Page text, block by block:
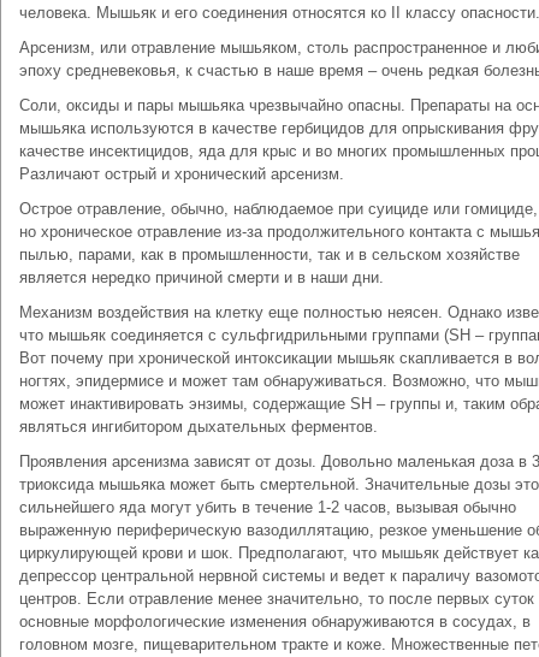
человека. Мышьяк и его соединения относятся ко II классу опасности.
Арсенизм, или отравление мышьяком, столь распространенное и
эпоху средневековья, к счастью в наше время – очень редкая
Соли, оксиды и пары мышьяка чрезвычайно опасны. Препараты на
мышьяка используются в качестве гербицидов для опрыскивания
качестве инсектицидов, яда для крыс и во многих промышленных
Различают острый и хронический арсенизм.
Острое отравление, обычно, наблюдаемое при суициде или
но хроническое отравление из-за продолжительного контакта с
пылью, парами, как в промышленности, так и в сельском хозяйстве
является нередко причиной смерти и в наши дни.
Механизм воздействия на клетку еще полностью неясен. Однако
что мышьяк соединяется с сульфгидрильными группами (SH –
Вот почему при хронической интоксикации мышьяк скапливается в
ногтях, эпидермисе и может там обнаруживаться. Возможно, что
может инактивировать энзимы, содержащие SH – группы и, таким
являться ингибитором дыхательных ферментов.
Проявления арсенизма зависят от дозы. Довольно маленькая доза в
триоксида мышьяка может быть смертельной. Значительные дозы
сильнейшего яда могут убить в течение 1-2 часов, вызывая обычно
выраженную периферическую вазодиллятацию, резкое уменьшение
циркулирующей крови и шок. Предполагают, что мышьяк действует
депрессор центральной нервной системы и ведет к параличу
центров. Если отравление менее значительно, то после первых суток
основные морфологические изменения обнаруживаются в сосудах, в
головном мозге, пищеварительном тракте и коже. Множественные